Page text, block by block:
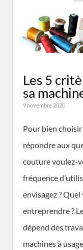
Les 5
sa
9 novembre 2020
Pour bien
répondre aux
couture voulez-
fréquence
envisagez ?
entreprendre ?
dépend des
machines à